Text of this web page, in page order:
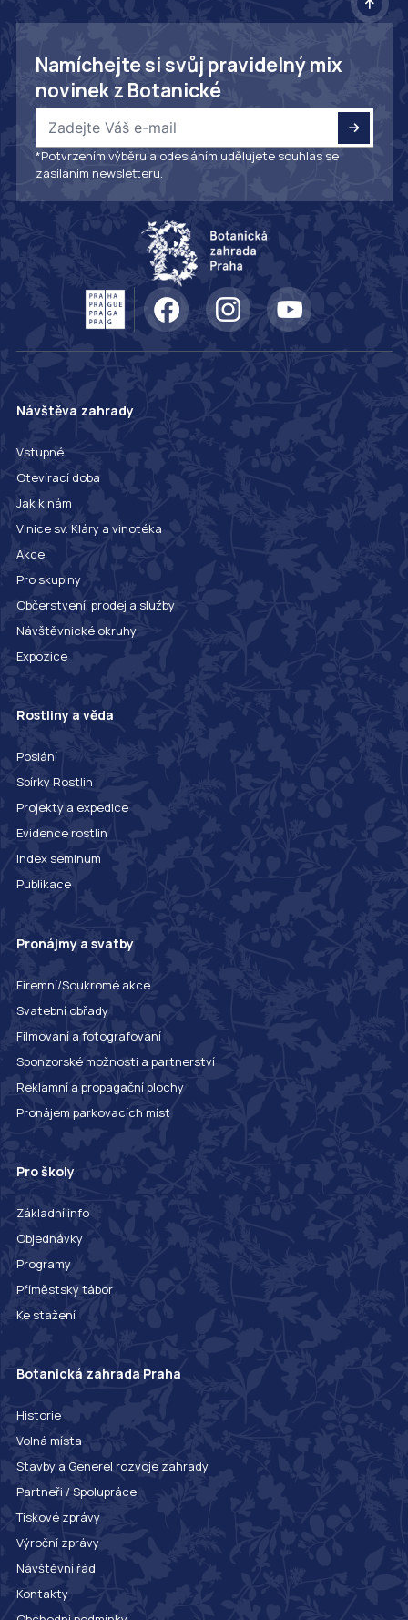
Namíchejte si svůj pravidelný mix
novinek z Botanické
*Potvrzením výběru a odesláním udělujete souhlas se
zasíláním newsletteru.
Návštěva zahrady
Vstupné
Otevírací doba
Jak k nám
Vinice sv. Kláry a vinotéka
Akce
Pro skupiny
Občerstvení, prodej a služby
Návštěvnické okruhy
Expozice
Rostliny a věda
Poslání
Sbírky Rostlin
Projekty a expedice
Evidence rostlin
Index seminum
Publikace
Pronájmy a svatby
Firemní/Soukromé akce
Svatební obřady
Filmování a fotografování
Sponzorské možnosti a partnerství
Reklamní a propagační plochy
Pronájem parkovacích míst
Pro školy
Základní info
Objednávky
Programy
Příměstský tábor
Ke stažení
Botanická zahrada Praha
Historie
Volná místa
Stavby a Generel rozvoje zahrady
Partneři / Spolupráce
Tiskové zprávy
Výroční zprávy
Návštěvní řád
Kontakty